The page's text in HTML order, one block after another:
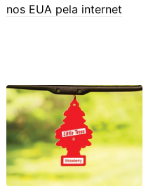
nos EUA pela internet